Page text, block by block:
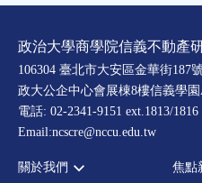
政治大學商學院信義不動產
106304 臺北市大安區金華街187號
政大公企中心會展棟8樓信義學園
電話: 02-2341-9151 ext.1813/1816
Email:ncscre@nccu.edu.tw
關於我們 焦點